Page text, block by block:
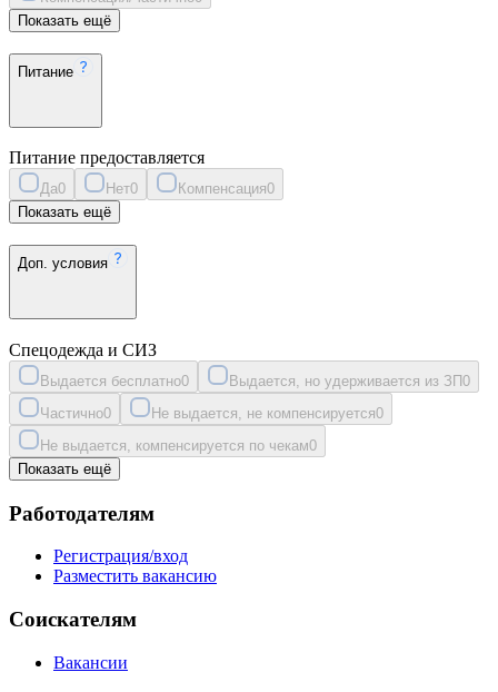
Показать ещё
Питание
Питание предоставляется
Да0 Нет0 Компенсация0
Показать ещё
Доп. условия
Спецодежда и СИЗ
Выдается бесплатно0 Выдается, но удерживается из ЗП0
Частично0 Не выдается, не компенсируется0
Не выдается, компенсируется по чекам0
Показать ещё
Работодателям
Регистрация/вход
Разместить вакансию
Соискателям
Вакансии